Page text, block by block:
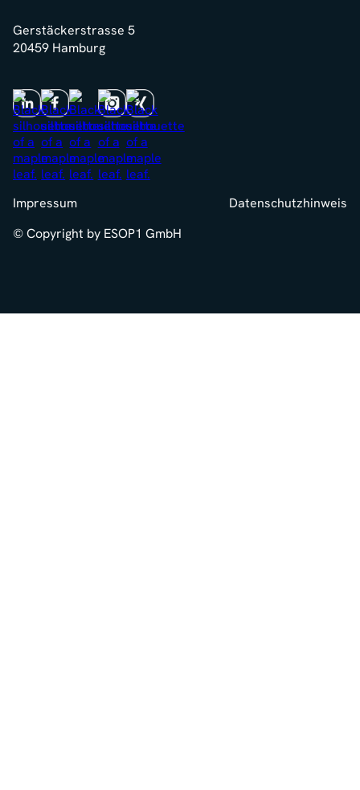
Gerstäckerstrasse 5
20459 Hamburg
Impressum
Datenschutzhinweis
© Copyright by ESOP1 GmbH